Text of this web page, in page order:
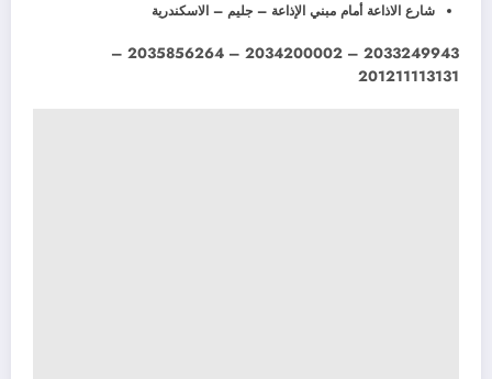
شارع الاذاعة أمام مبني الإذاعة – جليم – الاسكندرية
2033249943 – 2034200002 – 2035856264 –
201211113131